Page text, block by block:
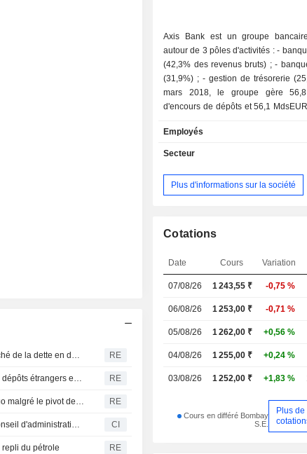
Inde : ICICI Bank et Axis Bank sollicitent à nouveau le marché de la dette en dollars en moins de deux mois RE
State Bank of India, HSBC et ICICI en tête de la collecte de dépôts étrangers en Inde, selon des données officielles RE
La banque centrale de l'Inde devrait maintenir son statu quo malgré le pivot de ses pairs vers des hausses de taux RE
Axis Bank Limited annonce le départ de Mini Ipe de son conseil d'administration, effectif au 29 juillet 2026 CI
du pétrole RE
Axis Bank est un groupe
autour de 3 pôles d'activités : - banque de détail
(42,3% des revenus bruts) ; - banque d'affaires
(31,9%) ; - gestion de trésorerie (25,8%). A fin
mars 2018, le groupe gère 56,8
d'encours de dépôts et 56,1 MdsEUR
services est assurée au travers d'un
703 agences implantées en Inde.
Employés
Secteur
Plus d'informations sur la société
Cotations
Date Cours Variation
07/08/26 1 243,55₹ -0,75 %
06/08/26 1 253,00 ₹ -0,71 %
05/08/26 1 262,00 ₹ +0,56 %
04/08/26 1 255,00 ₹ +0,24 %
03/08/26 1 252,00 ₹ +1,83 %
Cours en différé Bombay
S.E.
Plus de